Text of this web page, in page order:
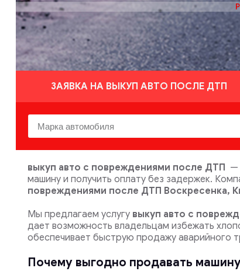
ЗАЯВКА НА ВЫКУП АВТО ПОСЛЕ ДТП
выкуп авто с повреждениями после ДТП —
машину и получить оплату без задержек.
повреждениями после ДТП Воскресенка,
Мы предлагаем услугу выкуп авто с
дает возможность владельцам избежать
обеспечивает быструю продажу аварийного
Почему выгодно продавать